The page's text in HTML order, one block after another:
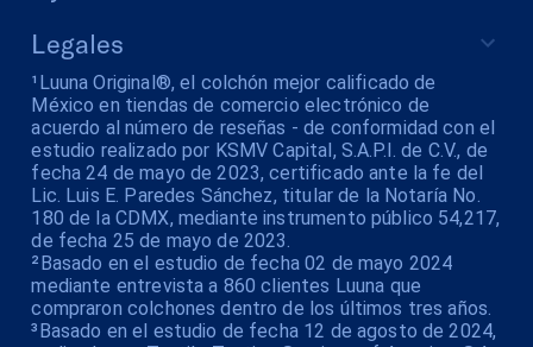
Legales
¹Luuna Original®, el colchón mejor calificado de
México en tiendas de comercio electrónico de
acuerdo al número de reseñas - de conformidad con el
estudio realizado por KSMV Capital, S.A.P.I. de C.V., de
fecha 24 de mayo de 2023, certificado ante la fe del
Lic. Luis E. Paredes Sánchez, titular de la Notaría No.
180 de la CDMX, mediante instrumento público 54,217,
de fecha 25 de mayo de 2023.
²Basado en el estudio de fecha 02 de mayo 2024
mediante entrevista a 860 clientes Luuna que
compraron colchones dentro de los últimos tres años.
³Basado en el estudio de fecha 12 de agosto de 2024,